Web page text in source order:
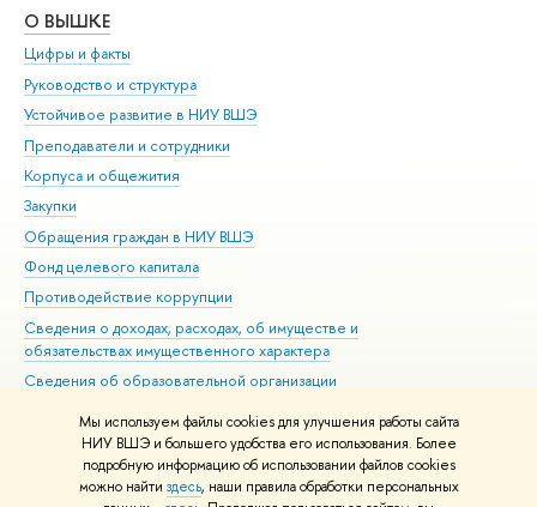
Мы используем файлы cookies для улучшения работы сайта
НИУ ВШЭ и большего удобства его использования. Более
подробную информацию об использовании файлов cookies
можно найти здесь, наши правила обработки персональных
О ВЫШКЕ
Цифры и факты
Руководство и структура
Устойчивое развитие в НИУ ВШЭ
Преподаватели и сотрудники
Корпуса и общежития
Закупки
Обращения граждан в НИУ ВШЭ
Фонд целевого капитала
Противодействие коррупции
Сведения о доходах, расходах, об имуществе и
обязательствах имущественного характера
Сведения об образовательной организации
Людям с ограниченными возможностями здоровья
Единая платежная страница
Работа в Вышке